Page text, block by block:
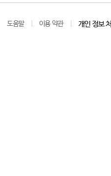
도움말 이용 약관 개인 정보